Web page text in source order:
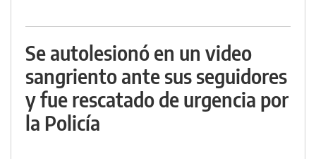
Se autolesionó en un video
sangriento ante sus seguidores
y fue rescatado de urgencia por
la Policía